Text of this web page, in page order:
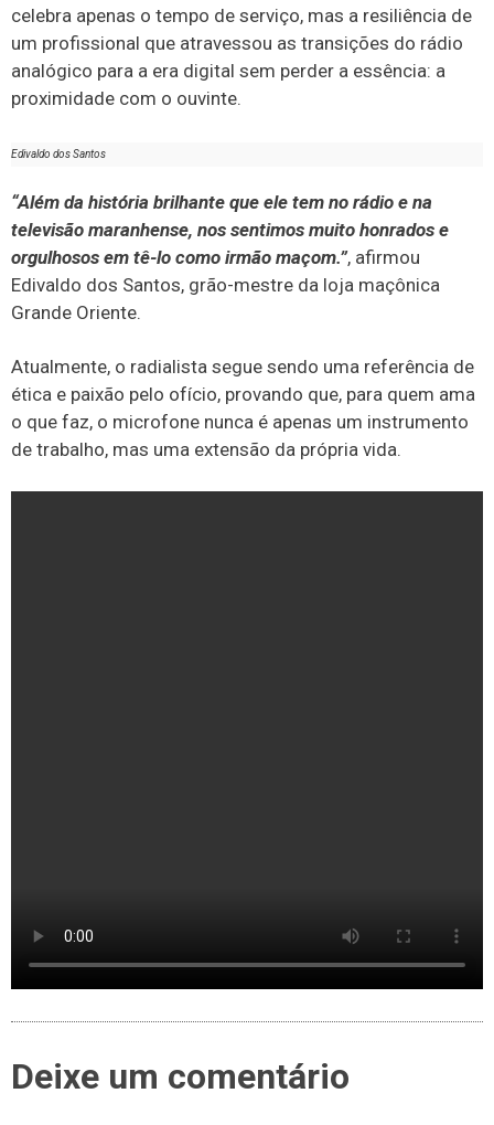
celebra apenas o tempo de serviço, mas a resiliência de
um profissional que atravessou as transições do rádio
analógico para a era digital sem perder a essência: a
proximidade com o ouvinte.
Edivaldo dos Santos
“Além da história brilhante que ele tem no rádio e na
televisão maranhense, nos sentimos muito honrados e
orgulhosos em tê-lo como irmão maçom.”, afirmou
Edivaldo dos Santos, grão-mestre da loja maçônica
Grande Oriente.
Atualmente, o radialista segue sendo uma referência de
ética e paixão pelo ofício, provando que, para quem ama
o que faz, o microfone nunca é apenas um instrumento
de trabalho, mas uma extensão da própria vida.
Deixe um comentário